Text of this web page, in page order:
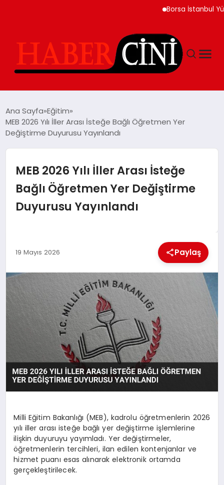
Borsa İstanbul
YAŞAM
GÜNCEL
TEKNOLOJI
GENEL
EKONOMI
YEREL HABERLER
GÜNDEM
Ana Sayfa Eğitim
MEB 2026 Yılı İller Arası İsteğe Bağlı Öğretmen Yer
Değiştirme Duyurusu Yayınlandı
MEB 2026 Yılı İller Arası İsteğe
Bağlı Öğretmen Yer Değiştirme
Duyurusu Yayınlandı
19 Mayıs 2026 Paylaş
Milli Eğitim Bakanlığı (MEB), kadrolu öğretmenlerin 2026
yılı iller arası isteğe bağlı yer değiştirme işlemlerine
ilişkin duyuruyu yayımladı. Yer değiştirmeler,
öğretmenlerin tercihleri, ilan edilen kontenjanlar ve
hizmet puanı esas alınarak elektronik ortamda
gerçekleştirilecek.